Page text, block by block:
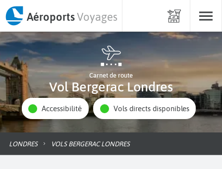
AéroportsVoyages
Carnet de route
Vol Bergerac Londres
Accessibilité Vols directs disponibles
LONDRES VOLS BERGERAC LONDRES